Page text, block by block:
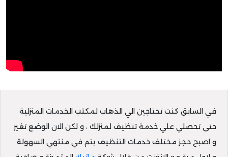
في السابق كنت تحتاجين الي الذهاب لمكتب الخدمات المنزلية
حتى تحصلي علي خدمة تنظيف لمنزلك ، و لكن الان الوضع تغير
و اصبح حجز مختلف خدمات التنظيف يتم في منتهي السهولة